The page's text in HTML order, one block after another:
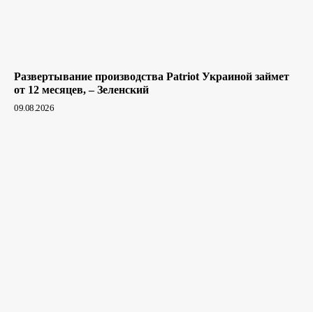
Развертывание производства Patriot Украиной займет
от 12 месяцев, – Зеленский
09.08.2026